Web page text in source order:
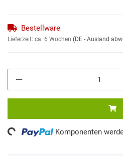
Bestellware
Lieferzeit: ca. 6 Wochen (DE - Ausland
Komponenten